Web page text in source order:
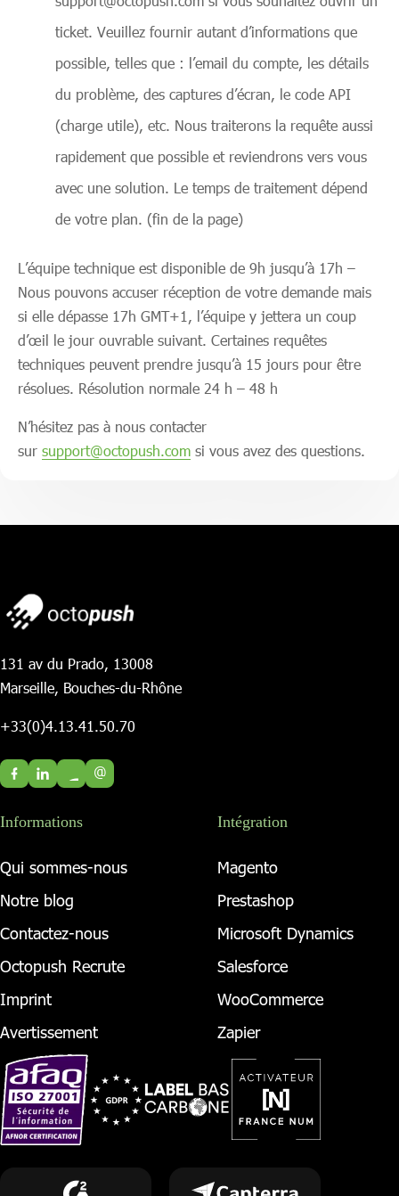
ticket. Veuillez fournir autant d’informations que
possible, telles que : l’email du compte, les détails
du problème, des captures d’écran, le code API
(charge utile), etc. Nous traiterons la requête aussi
rapidement que possible et reviendrons vers vous
avec une solution. Le temps de traitement dépend
de votre plan. (fin de la page)
L’équipe technique est disponible de 9h jusqu’à 17h –
Nous pouvons accuser réception de votre demande mais
si elle dépasse 17h GMT+1, l’équipe y jettera un coup
d’œil le jour ouvrable suivant. Certaines requêtes
techniques peuvent prendre jusqu’à 15 jours pour être
résolues. Résolution normale 24 h – 48 h
N’hésitez pas à nous contacter
sur support@octopush.com si vous avez des questions.
131 av du Prado, 13008
Marseille, Bouches-du-Rhône
+33(0)4.13.41.50.70
@
Informations
Qui sommes-nous
Notre blog
Contactez-nous
Octopush Recrute
Imprint
Avertissement
Intégration
Magento
Prestashop
Microsoft Dynamics
Salesforce
WooCommerce
Zapier